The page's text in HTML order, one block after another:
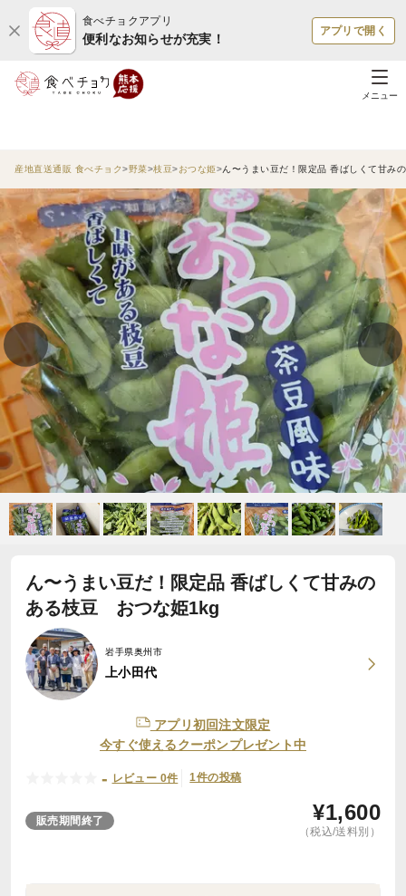
食べチョクアプリ
便利なお知らせが充実！
アプリで開く
メニュー
産地直送通販 食べチョク 野菜 枝豆 おつな姫 ん〜うまい豆だ！限定品 香ばしくて甘み
ん〜うまい豆だ！限定品 香ばしくて甘みの
ある枝豆 おつな姫1kg
岩手県奥州市
上小田代
アプリ初回注文限定
今すぐ使えるクーポンプレゼント中
- レビュー 0件 1件の投稿
販売期間終了 ¥1,600
（税込/送料別）